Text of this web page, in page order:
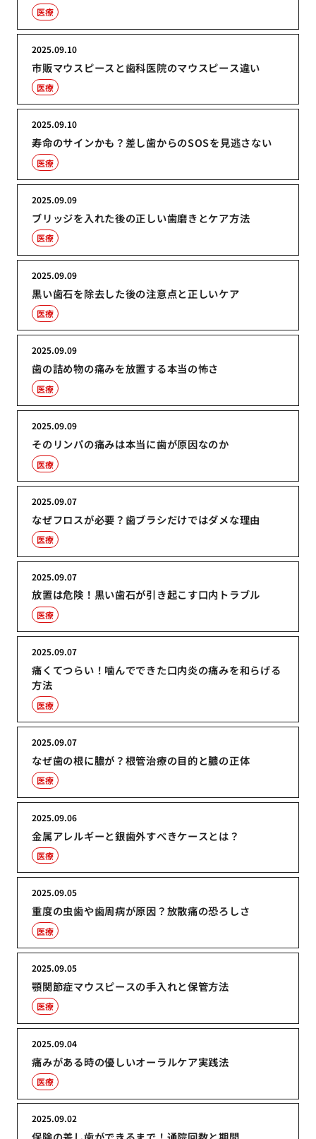
医療
市販マウスピースと歯科医院のマウスピース違い
2025.09.10
医療
寿命のサインかも？差し歯からのSOSを見逃さない
2025.09.10
医療
ブリッジを入れた後の正しい歯磨きとケア方法
2025.09.09
医療
黒い歯石を除去した後の注意点と正しいケア
2025.09.09
医療
歯の詰め物の痛みを放置する本当の怖さ
2025.09.09
医療
そのリンパの痛みは本当に歯が原因なのか
2025.09.09
医療
なぜフロスが必要？歯ブラシだけではダメな理由
2025.09.07
医療
放置は危険！黒い歯石が引き起こす口内トラブル
2025.09.07
医療
痛くてつらい！噛んでできた口内炎の痛みを和らげる
方法
2025.09.07
医療
なぜ歯の根に膿が？根管治療の目的と膿の正体
2025.09.07
医療
金属アレルギーと銀歯外すべきケースとは？
2025.09.06
医療
重度の虫歯や歯周病が原因？放散痛の恐ろしさ
2025.09.05
医療
顎関節症マウスピースの手入れと保管方法
2025.09.05
医療
痛みがある時の優しいオーラルケア実践法
2025.09.04
医療
2025.09.02